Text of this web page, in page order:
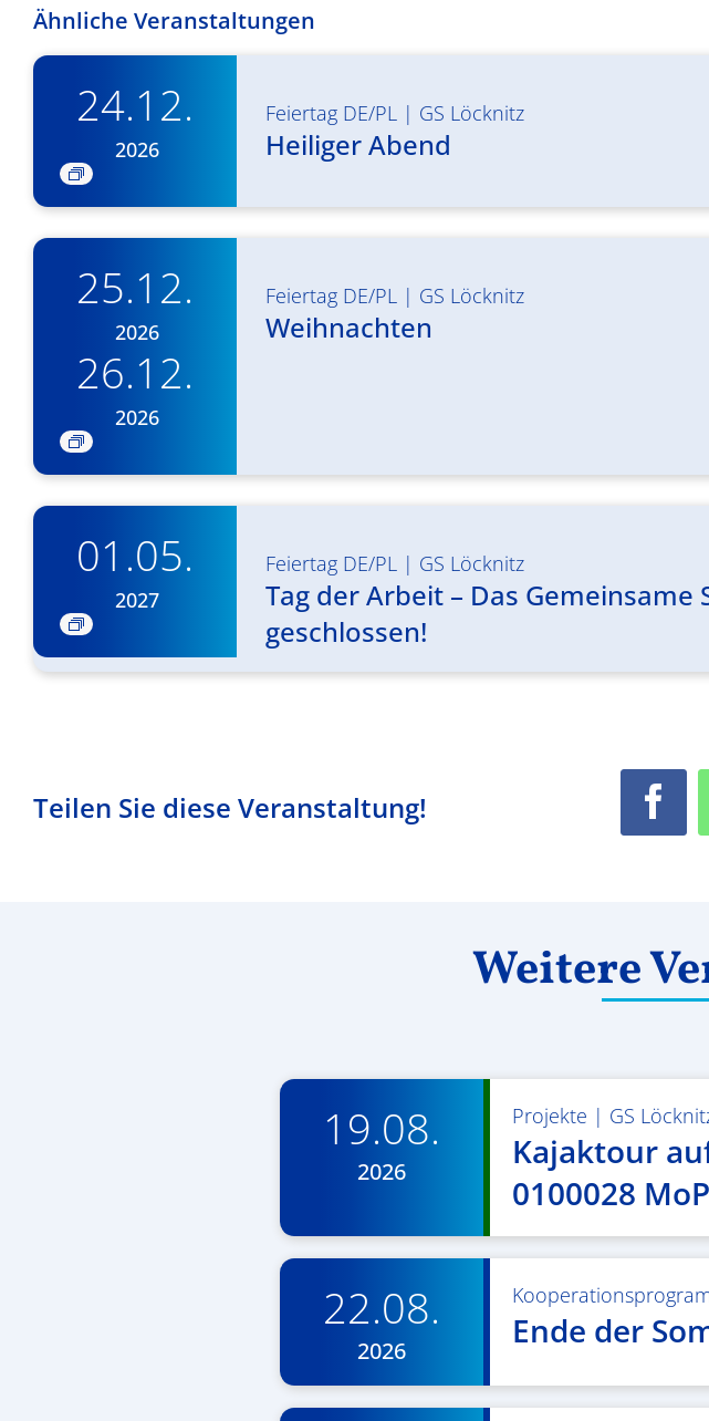
Ähnliche Veranstaltungen
24.12.
2026
Feiertag DE/PL | GS Löcknitz
Heiliger Abend
25.12.
2026
26.12.
2026
Feiertag DE/PL | GS Löcknitz
Weihnachten
01.05.
2027
Feiertag DE/PL | GS Löcknitz
Tag der Arbeit – Das Gemeinsame
geschlossen!
Teilen Sie diese Veranstaltung!
Weitere
19.08.
2026
Projekte | GS
Kajaktour
0100028
22.08.
2026 Ende der